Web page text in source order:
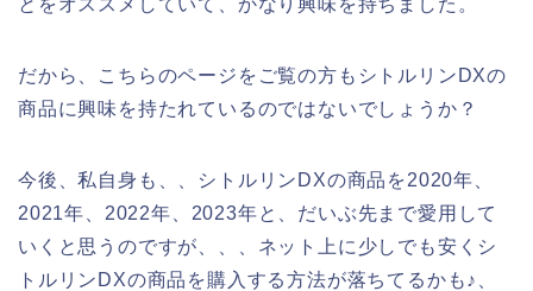
とをオススメしていて、かなり興味を持ちました。
だから、こちらのページをご覧の方もシトルリンDXの
商品に興味を持たれているのではないでしょうか？
今後、私自身も、、シトルリンDXの商品を2020年、
2021年、2022年、2023年と、だいぶ先まで愛用して
いくと思うのですが、、、ネット上に少しでも安くシ
トルリンDXの商品を購入する方法が落ちてるかも♪、